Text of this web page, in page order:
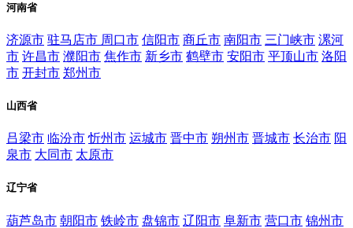
河南省
济源市 驻马店市 周口市 信阳市 商丘市 南阳市 三门峡市 漯河
市 许昌市 濮阳市 焦作市 新乡市 鹤壁市 安阳市 平顶山市 洛阳
市 开封市 郑州市
山西省
吕梁市 临汾市 忻州市 运城市 晋中市 朔州市 晋城市 长治市 阳
泉市 大同市 太原市
辽宁省
葫芦岛市 朝阳市 铁岭市 盘锦市 辽阳市 阜新市 营口市 锦州市